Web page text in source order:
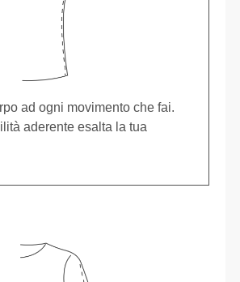
ad ogni movimento che fai.
aderente esalta la tua